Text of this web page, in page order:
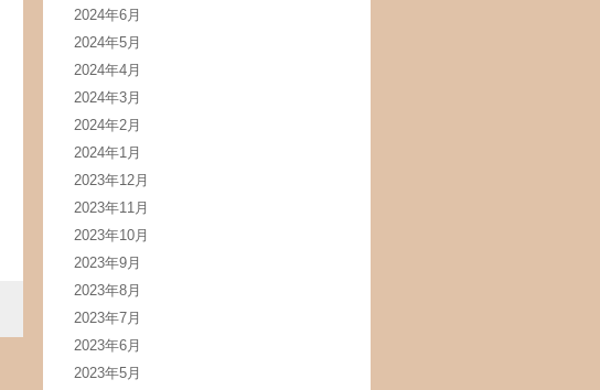
2024年6月
2024年5月
2024年4月
2024年3月
2024年2月
2024年1月
2023年12月
2023年11月
2023年10月
2023年9月
2023年8月
2023年7月
2023年6月
2023年5月